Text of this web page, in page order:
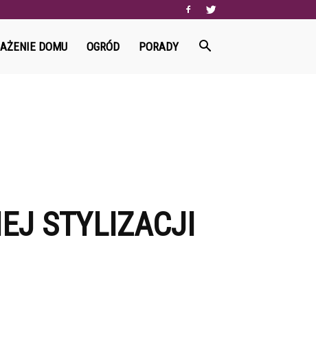
DOMU OGRÓD PORADY
STYLIZACJI